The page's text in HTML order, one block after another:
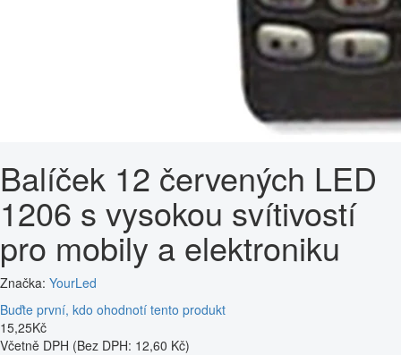
Balíček 12 červených LED
1206 s vysokou svítivostí
pro mobily a elektroniku
Značka: YourLed
Buďte první, kdo ohodnotí tento produkt
15,25Kč
Včetně DPH (Bez DPH: 12,60 Kč)